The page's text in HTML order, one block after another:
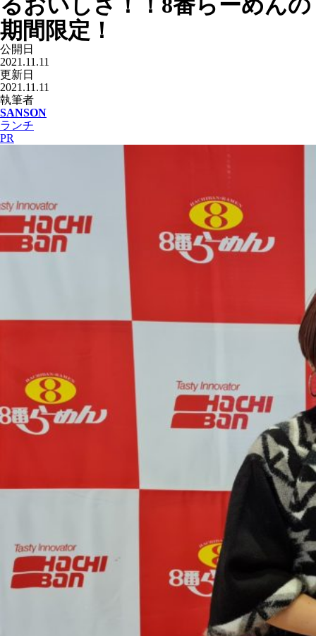
期間限定！
公開日
2021.11.11
更新日
2021.11.11
執筆者
SANSON
ランチ
PR